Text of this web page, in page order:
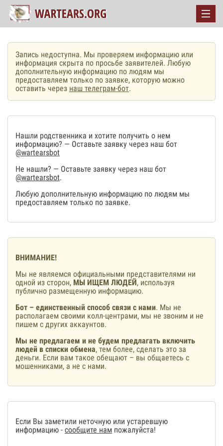
Запись недоступна. Мы проверяем информацию или
информация скрыта по просьбе заявителей. Любую
дополнительную информацию по людям мы
предоставляем только по заявке, которую можно
оставить через наш телеграм-бот.
Нашли родственника и хотите получить о нем
информацию? — Оставьте заявку через наш бот
@wartearsbot
Не нашли? — Оставьте заявку через наш бот
@wartearsbot.
Любую дополнительную информацию по людям мы
предоставляем только по заявке.
ВНИМАНИЕ!
Мы не являемся официальными представителями ни
одной из сторон, МЫ ИЩЕМ ЛЮДЕЙ, используя
публично размещенную информацию.
Бот – единственный способ связи с нами. Мы не
располагаем своими колл-центрами, мы не звоним и не
пишем с других аккаунтов.
Мы не предлагаем и не будем предлагать включить
людей в списки обмена, тем более, сделать это за
деньги. Если вам такое обещают – вы общаетесь с
мошенниками, а не с нами.
Если Вы заметили неточную или устаревшую
информацию - сообщите нам пожалуйста!